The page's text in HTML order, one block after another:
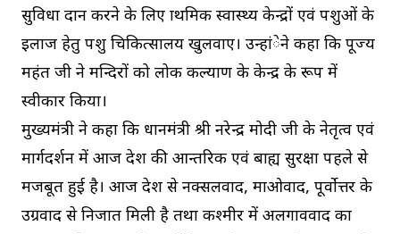
सुविधा प्रदान करने के लिए प्राथमिक स्वास्थ्य केन्द्रों एवं पशुओं के
इलाज हेतु पशु चिकित्सालय खुलवाए। उन्हांेने कहा कि पूज्य
महंत जी ने मन्दिरों को लोक कल्याण के केन्द्र के रूप में
स्वीकार किया।
मुख्यमंत्री ने कहा कि प्रधानमंत्री श्री नरेन्द्र मोदी जी के नेतृत्व एवं
मार्गदर्शन में आज देश की आन्तरिक एवं बाह्य सुरक्षा पहले से
मजबूत हुई है। आज देश से नक्सलवाद, माओवाद, पूर्वाेत्तर के
उग्रवाद से निजात मिली है तथा कश्मीर में अलगाववाद का